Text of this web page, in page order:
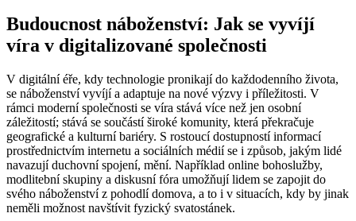
Budoucnost náboženství: Jak se vyvíjí
víra v digitalizované společnosti
V digitální éře, kdy technologie pronikají do každodenního života,
se náboženství vyvíjí a adaptuje na nové výzvy i příležitosti. V
rámci moderní společnosti se víra stává více než jen osobní
záležitostí; stává se součástí široké komunity, která překračuje
geografické a kulturní bariéry. S rostoucí dostupností informací
prostřednictvím internetu a sociálních médií se i způsob, jakým lidé
navazují duchovní spojení, mění. Například online bohoslužby,
modlitební skupiny a diskusní fóra umožňují lidem se zapojit do
svého náboženství z pohodlí domova, a to i v situacích, kdy by jinak
neměli možnost navštívit fyzický svatostánek.